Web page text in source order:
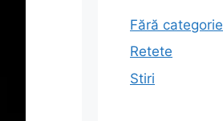
Fără categorie
Retete
Stiri